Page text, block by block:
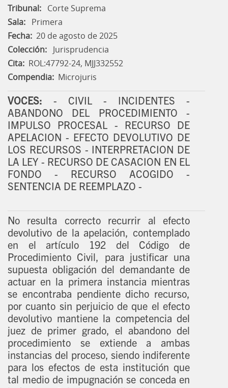
Tribunal: Corte Suprema
Sala: Primera
Fecha: 20 de agosto de 2025
Colección: Jurisprudencia
Cita: ROL:47792-24, MJJ332552
Compendia: Microjuris
VOCES: - CIVIL - INCIDENTES -
ABANDONO DEL PROCEDIMIENTO -
IMPULSO PROCESAL - RECURSO DE
APELACION - EFECTO DEVOLUTIVO DE
LOS RECURSOS - INTERPRETACION DE
LA LEY - RECURSO DE CASACION EN EL
FONDO - RECURSO ACOGIDO -
SENTENCIA DE REEMPLAZO -
No resulta correcto recurrir al efecto
devolutivo de la apelación, contemplado
en el artículo 192 del Código de
Procedimiento Civil, para justificar una
supuesta obligación del demandante de
actuar en la primera instancia mientras
se encontraba pendiente dicho recurso,
por cuanto sin perjuicio de que el efecto
devolutivo mantiene la competencia del
juez de primer grado, el abandono del
procedimiento se extiende a ambas
instancias del proceso, siendo indiferente
para los efectos de esta institución que
tal medio de impugnación se conceda en